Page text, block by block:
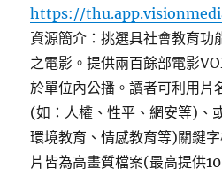
https://
資源簡介：挑選具社會教育功
之電影。提供兩百餘部電影
於單位內公播。讀者可利用片
(如：人權、性平、網安等)、
環境教育、情感教育等)關鍵
片皆為高畫質檔案(最高提供